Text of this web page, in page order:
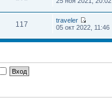
117
traveler
05 окт 2022, 11:46